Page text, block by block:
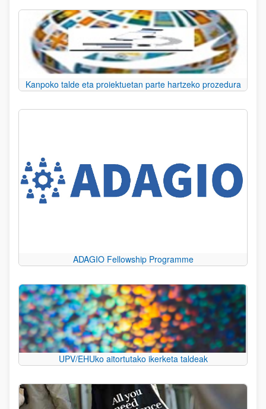
Kanpoko talde eta proiektuetan parte hartzeko prozedura
ADAGIO Fellowship Programme
UPV/EHUko aitortutako ikerketa taldeak